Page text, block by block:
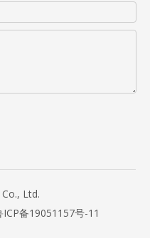
Co., Ltd.
ICP备19051157号-11